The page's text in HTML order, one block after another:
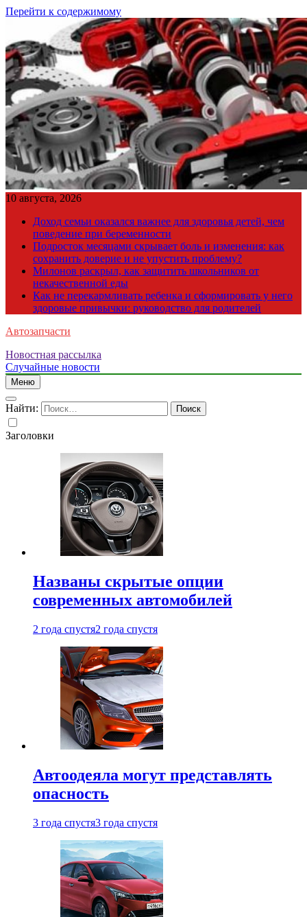
Перейти к содержимому
10 августа, 2026
Доход семьи оказался важнее для здоровья детей, чем
поведение при беременности
Подросток месяцами скрывает боль и изменения: как
сохранить доверие и не упустить проблему?
Милонов раскрыл, как защитить школьников от
некачественной еды
Как не перекармливать ребенка и сформировать у него
здоровые привычки: руководство для родителей
Автозапчасти
Новостная рассылка
Случайные новости
Меню
Найти:
Заголовки
Названы скрытые опции
современных автомобилей
2 года спустя2 года спустя
Автоодеяла могут представлять
опасность
3 года спустя3 года спустя